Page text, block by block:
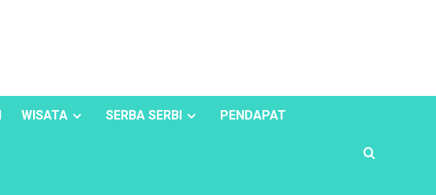
WISATA SERBA SERBI PENDAPAT